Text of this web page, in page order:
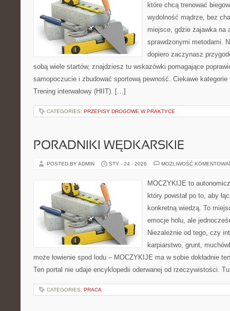
które chcą trenować
wydolność mądrze, bez
miejsce, gdzie zajawka na
sprawdzonymi metodami.
dopiero zaczynasz
sobą wiele startów, znajdziesz tu wskazówki pomagające
samopoczucie i zbudować sportową pewność. Ciekawe
Trening interwałowy (HIIT). […]
CATEGORIES: PRZEPISY DROGOWE W PRAKTYCE
PORADNIKI WĘDKARSKIE
POSTED BY ADMIN STY - 24 - 2026 MOŻLIWOŚĆ
MOCZYKIJE to
który powstał po to, aby
konkretną wiedzą. To
emocje holu, ale
Niezależnie od tego, czy
karpiarstwo, grunt,
może łowienie spod lodu – MOCZYKIJE ma w sobie dokładnie
Ten portal nie udaje encyklopedii oderwanej od rzeczywistości.
CATEGORIES: PRACA